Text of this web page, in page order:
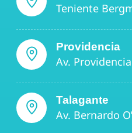
Teniente
Providencia
Av.
Talagante
Av. Bernardo